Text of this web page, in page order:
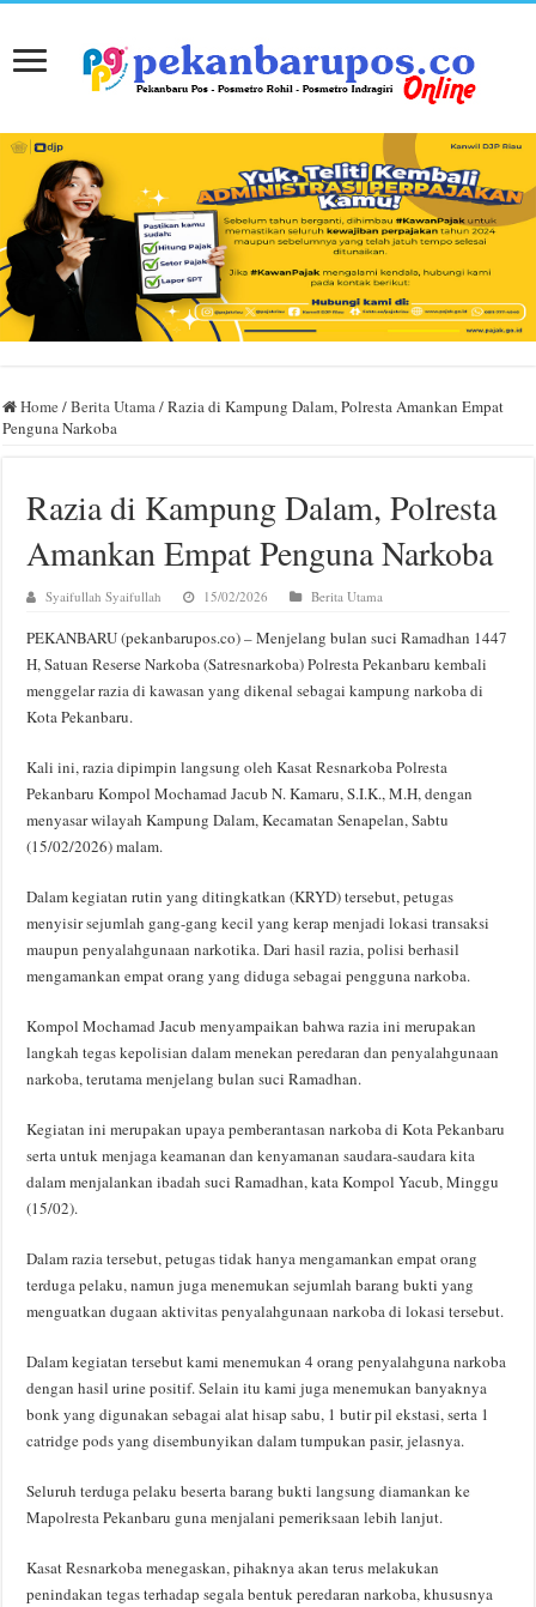
Home /Berita Utama/Razia di Kampung Dalam, Polresta Amankan Empat
Penguna Narkoba
Razia di Kampung Dalam, Polresta
Amankan Empat Penguna Narkoba
Syaifullah Syaifullah 15/02/2026 Berita Utama
PEKANBARU (pekanbarupos.co) – Menjelang bulan suci Ramadhan 1447
H, Satuan Reserse Narkoba (Satresnarkoba) Polresta Pekanbaru kembali
menggelar razia di kawasan yang dikenal sebagai kampung narkoba di
Kota Pekanbaru.
Kali ini, razia dipimpin langsung oleh Kasat Resnarkoba Polresta
Pekanbaru Kompol Mochamad Jacub N. Kamaru, S.I.K., M.H, dengan
menyasar wilayah Kampung Dalam, Kecamatan Senapelan, Sabtu
(15/02/2026) malam.
Dalam kegiatan rutin yang ditingkatkan (KRYD) tersebut, petugas
menyisir sejumlah gang-gang kecil yang kerap menjadi lokasi transaksi
maupun penyalahgunaan narkotika. Dari hasil razia, polisi berhasil
mengamankan empat orang yang diduga sebagai pengguna narkoba.
Kompol Mochamad Jacub menyampaikan bahwa razia ini merupakan
langkah tegas kepolisian dalam menekan peredaran dan penyalahgunaan
narkoba, terutama menjelang bulan suci Ramadhan.
Kegiatan ini merupakan upaya pemberantasan narkoba di Kota Pekanbaru
serta untuk menjaga keamanan dan kenyamanan saudara-saudara kita
dalam menjalankan ibadah suci Ramadhan, kata Kompol Yacub, Minggu
(15/02).
Dalam razia tersebut, petugas tidak hanya mengamankan empat orang
terduga pelaku, namun juga menemukan sejumlah barang bukti yang
menguatkan dugaan aktivitas penyalahgunaan narkoba di lokasi tersebut.
Dalam kegiatan tersebut kami menemukan 4 orang penyalahguna narkoba
dengan hasil urine positif. Selain itu kami juga menemukan banyaknya
bonk yang digunakan sebagai alat hisap sabu, 1 butir pil ekstasi, serta 1
catridge pods yang disembunyikan dalam tumpukan pasir, jelasnya.
Seluruh terduga pelaku beserta barang bukti langsung diamankan ke
Mapolresta Pekanbaru guna menjalani pemeriksaan lebih lanjut.
Kasat Resnarkoba menegaskan, pihaknya akan terus melakukan
penindakan tegas terhadap segala bentuk peredaran narkoba, khususnya